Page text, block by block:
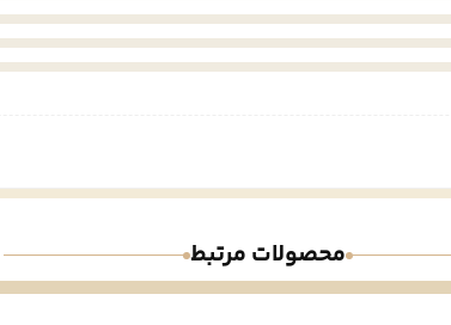
محصولات مرتبط